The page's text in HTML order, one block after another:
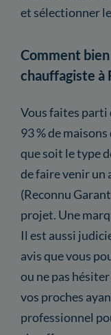
et sélectionner
Comment
chauffagiste à
Vous faites parti
93 % de
que soit le type
de faire venir un
(Reconnu
projet. Une
Il est aussi
avis que vous
ou ne pas
vos proches
professionnel